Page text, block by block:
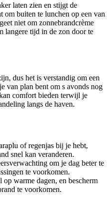
laten zien en stijgt de
om buiten te lunchen op een van
niet om zonnebrandcrème
langere tijd in de zon door te
dus het is verstandig om een
van plan bent om s avonds nog
comfort bieden terwijl je
langs de haven.
of regenjas bij je hebt,
snel kan veranderen.
om je dag beter te
te voorkomen.
warme dagen, en bescherm
te voorkomen.